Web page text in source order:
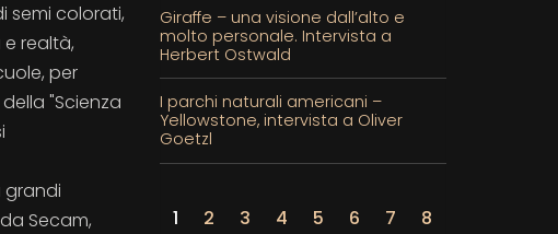
semi colorati,
realtà,
per
"Scienza
grandi
da Secam,
Giraffe – una visione dall’alto e
molto personale. Intervista a
Herbert Ostwald
I parchi naturali americani –
Yellowstone, intervista a Oliver
Goetzl
1 2 3 4 5 6 7
8